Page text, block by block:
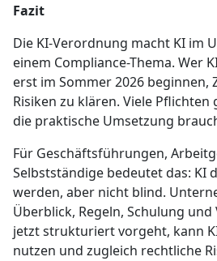
Fazit
Die KI-Verordnung macht KI im
einem Compliance-Thema. Wer
erst im Sommer 2026 beginnen,
Risiken zu klären. Viele
die praktische Umsetzung
Für Geschäftsführungen,
Selbstständige bedeutet das: KI
werden, aber nicht blind.
Überblick, Regeln, Schulung
jetzt strukturiert vorgeht, kann
nutzen und zugleich rechtliche